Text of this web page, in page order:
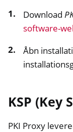
Download
software-
Åbn
KSP (Key
PKI Proxy